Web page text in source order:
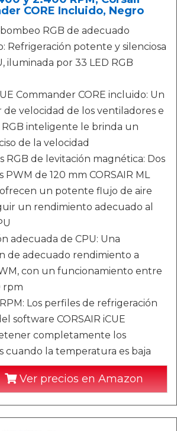
CORE Incluido, Negro
RGB de adecuado
Refrigeración potente y silenciosa
iluminada por 33 LED RGB
Commander CORE incluido: Un
velocidad de los ventiladores e
inteligente le brinda un
de la velocidad
RGB de levitación magnética: Dos
PWM de 120 mm CORSAIR ML
ofrecen un potente flujo de aire
un rendimiento adecuado al
adecuada de CPU: Una
de adecuado rendimiento a
con un funcionamiento entre
rpm
Los perfiles de refrigeración
software CORSAIR iCUE
completamente los
cuando la temperatura es baja
Ver precios en Amazon